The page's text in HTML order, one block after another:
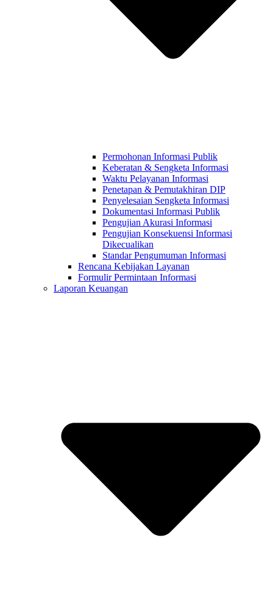
Permohonan Informasi Publik
Keberatan & Sengketa Informasi
Waktu Pelayanan Informasi
Penetapan & Pemutakhiran DIP
Penyelesaian Sengketa Informasi
Dokumentasi Informasi Publik
Pengujian Akurasi Informasi
Pengujian Konsekuensi Informasi
Dikecualikan
Standar Pengumuman Informasi
Rencana Kebijakan Layanan
Formulir Permintaan Informasi
Laporan Keuangan